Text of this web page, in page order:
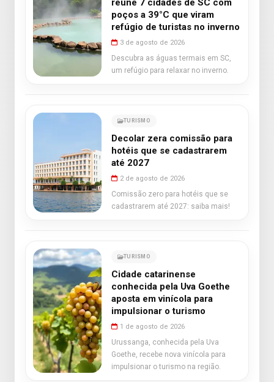
reúne 7 cidades de SC com
poços a 39°C que viram
refúgio de turistas no inverno
3 de agosto de 2026
Descubra as águas termais em SC,
um refúgio para relaxar no inverno.
TURISMO
Decolar zera comissão para
hotéis que se cadastrarem
até 2027
2 de agosto de 2026
Comissão zero para hotéis que se
cadastrarem até 2027: saiba mais!
TURISMO
Cidade catarinense
conhecida pela Uva Goethe
aposta em vinícola para
impulsionar o turismo
1 de agosto de 2026
Urussanga, conhecida pela Uva
Goethe, recebe nova vinícola para
impulsionar o turismo na região.